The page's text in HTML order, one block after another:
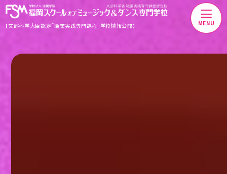
【文部科学大臣認定「職業実践専門課程」学校情報公開】 MENU